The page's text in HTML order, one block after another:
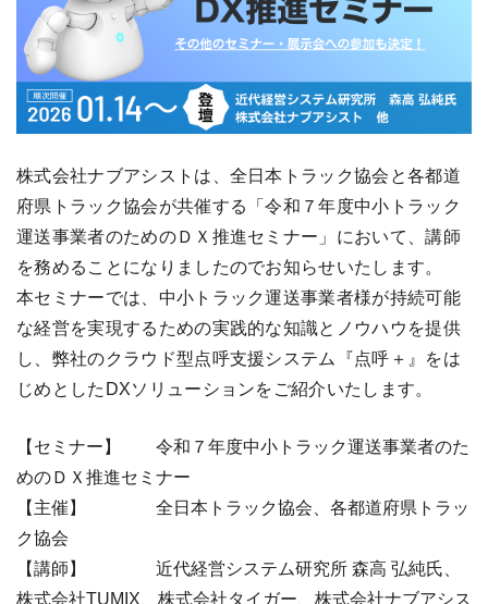
株式会社ナブアシストは、全日本トラック協会と各都道
府県トラック協会が共催する「令和７年度中小トラック
運送事業者のためのＤＸ推進セミナー」において、講師
を務めることになりましたのでお知らせいたします。
本セミナーでは、中小トラック運送事業者様が持続可能
な経営を実現するための実践的な知識とノウハウを提供
し、弊社のクラウド型点呼支援システム『点呼＋』をは
じめとしたDXソリューションをご紹介いたします。
【セミナー】 令和７年度中小トラック運送事業者のた
めのＤＸ推進セミナー
【主催】 全日本トラック協会、各都道府県トラッ
ク協会
【講師】 近代経営システム研究所 森高 弘純氏、
株式会社TUMIX、株式会社タイガー、株式会社ナブアシス